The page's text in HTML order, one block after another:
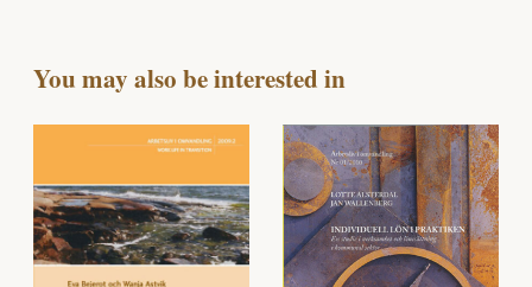
You may also be interested in